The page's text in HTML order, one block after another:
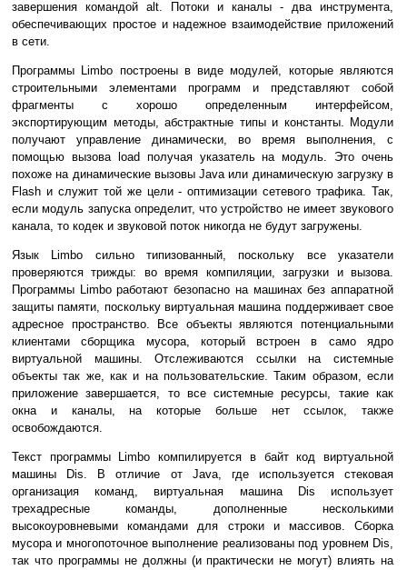
завершения командой alt. Потоки и каналы - два инструмента,
обеспечивающих простое и надежное взаимодействие приложений
в сети.
Программы Limbo построены в виде модулей, которые являются
строительными элементами программ и представляют собой
фрагменты с хорошо определенным интерфейсом,
экспортирующим методы, абстрактные типы и константы. Модули
получают управление динамически, во время выполнения, с
помощью вызова load получая указатель на модуль. Это очень
похоже на динамические вызовы Java или динамическую загрузку в
Flash и служит той же цели - оптимизации сетевого трафика. Так,
если модуль запуска определит, что устройство не имеет звукового
канала, то кодек и звуковой поток никогда не будут загружены.
Язык Limbo сильно типизованный, поскольку все указатели
проверяются трижды: во время компиляции, загрузки и вызова.
Программы Limbo работают безопасно на машинах без аппаратной
защиты памяти, поскольку виртуальная машина поддерживает свое
адресное пространство. Все объекты являются потенциальными
клиентами сборщика мусора, который встроен в само ядро
виртуальной машины. Отслеживаются ссылки на системные
объекты так же, как и на пользовательские. Таким образом, если
приложение завершается, то все системные ресурсы, такие как
окна и каналы, на которые больше нет ссылок, также
освобождаются.
Текст программы Limbo компилируется в байт код виртуальной
машины Dis. В отличие от Java, где используется стековая
организация команд, виртуальная машина Dis использует
трехадресные команды, дополненные несколькими
высокоуровневыми командами для строки и массивов. Сборка
мусора и многопоточное выполнение реализованы под уровнем Dis,
так что программы не должны (и практически не могут) влиять на